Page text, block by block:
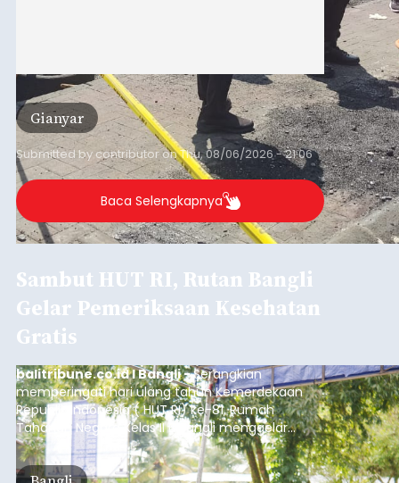
Gianyar
Submitted by contributoronThu, 08/06/2026 - 21:06
Baca Selengkapnya
Sambut HUT RI, Rutan Bangli
Gelar Pemeriksaan Kesehatan
Gratis
balitribune.co.id I Bangli -Serangkian
memperingati hari ulang tahun Kemerdekaan
Republik Indonesia ( HUT RI) ke-81, Rumah
Tahanan Negara Kelas II B Bangli menggelar
kegiatan pemeriksaan kesehatan gratis, Rabu
(6/8/2026).